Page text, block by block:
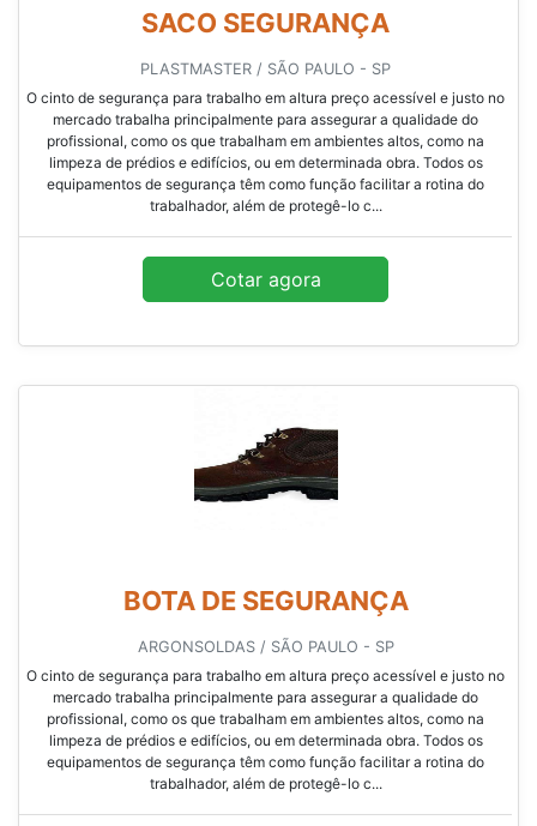
SACO SEGURANÇA
PLASTMASTER / SÃO PAULO - SP
O cinto de segurança para trabalho em altura preço acessível e justo no
mercado trabalha principalmente para assegurar a qualidade do
profissional, como os que trabalham em ambientes altos, como na
limpeza de prédios e edifícios, ou em determinada obra. Todos os
equipamentos de segurança têm como função facilitar a rotina do
trabalhador, além de protegê-lo c...
Cotar agora
BOTA DE SEGURANÇA
ARGONSOLDAS / SÃO PAULO - SP
O cinto de segurança para trabalho em altura preço acessível e justo no
mercado trabalha principalmente para assegurar a qualidade do
profissional, como os que trabalham em ambientes altos, como na
limpeza de prédios e edifícios, ou em determinada obra. Todos os
equipamentos de segurança têm como função facilitar a rotina do
trabalhador, além de protegê-lo c...